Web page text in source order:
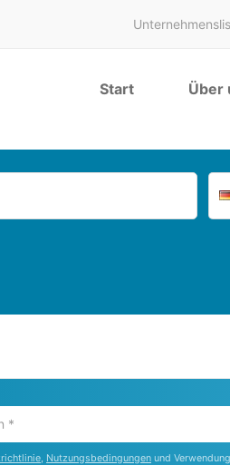
Start Über
, Nutzungsbedingungen und